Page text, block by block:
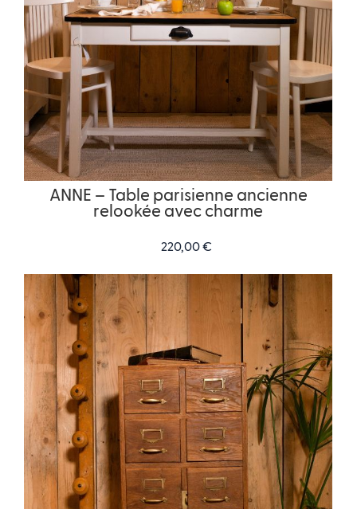
ANNE – Table parisienne ancienne
relookée avec charme
220,00€